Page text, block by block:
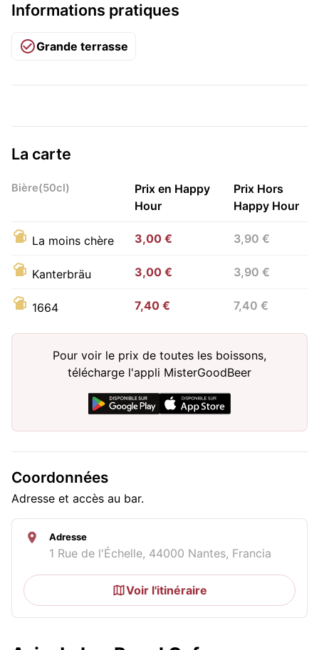
Informations pratiques
Grande terrasse
La carte
Bière(50cl)
Prix en Happy
Hour
Prix Hors
Happy Hour
La moins chère 3,00 € 3,90 €
Kanterbräu 3,00 € 3,90 €
1664 7,40 € 7,40 €
Pour voir le prix de toutes les boissons,
télécharge l'appli MisterGoodBeer
Coordonnées
Adresse et accès au bar.
Adresse
1 Rue de l'Échelle, 44000 Nantes, Francia
Voir l'itinéraire